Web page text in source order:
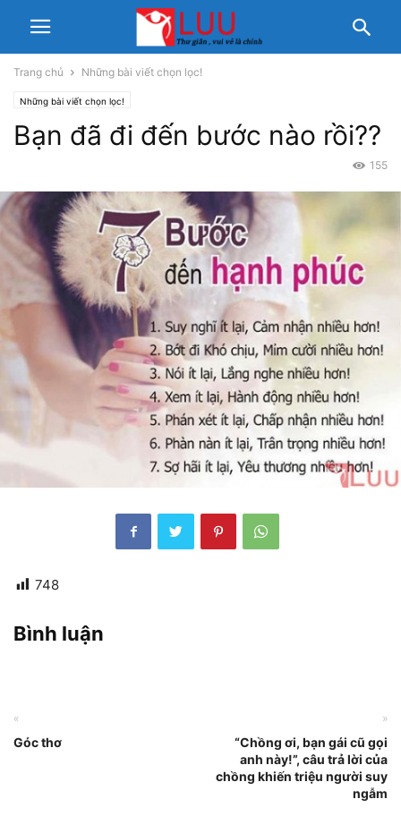
Trang chủ Những bài viết chọn lọc!
Những bài viết chọn lọc!
Bạn đã đi đến bước nào rồi??
155
748
Bình luận
«
Góc thơ
»
“Chồng ơi, bạn gái cũ gọi
anh này!”, câu trả lời của
chồng khiến triệu người suy
ngẫm